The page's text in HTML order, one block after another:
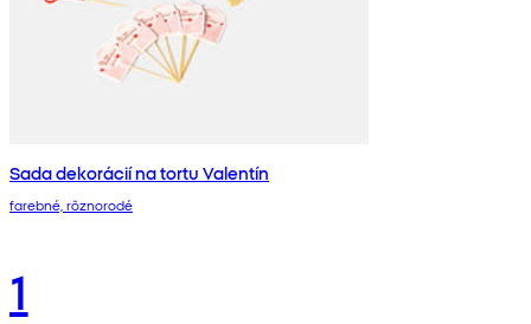
Sada dekorácií na tortu Valentín
farebné, rôznorodé
1